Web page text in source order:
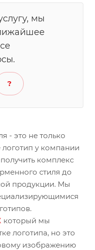
мы
?
- это не только
логотип у компании
комплекс
стиля до
продукции. Мы
который мы
логотипа, но это
изображению